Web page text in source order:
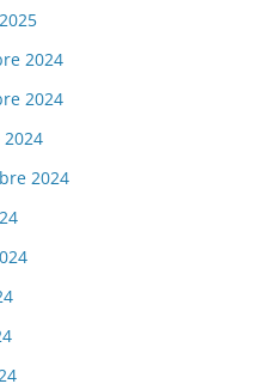
2024
2024
2024